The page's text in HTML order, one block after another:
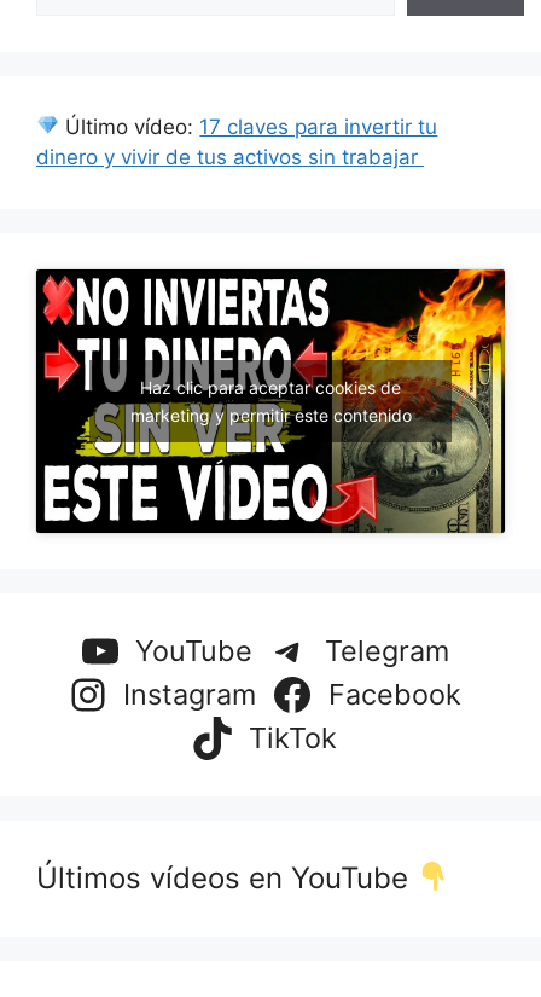
Último vídeo: 17 claves para invertir tu
dinero y vivir de tus activos sin trabajar
Haz clic para aceptar cookies de
marketing y permitir este contenido
YouTube
Telegram
Instagram
Facebook
TikTok
Últimos vídeos en YouTube